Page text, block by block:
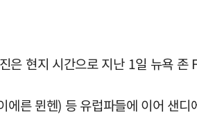
은 현지 시간으로 지난 1일 뉴욕 존
른 뮌헨) 등 유럽파들에 이어 샌